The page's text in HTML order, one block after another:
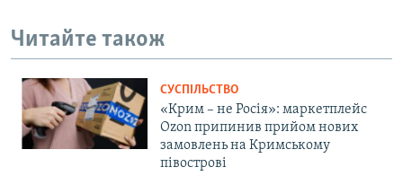
Читайте також
СУСПІЛЬСТВО
«Крим – не Росія»: маркетплейс
Ozon припинив прийом нових
замовлень на Кримському
півострові